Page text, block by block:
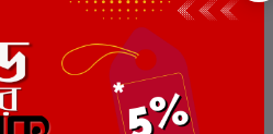
কোন পর্যালোচনা নেই